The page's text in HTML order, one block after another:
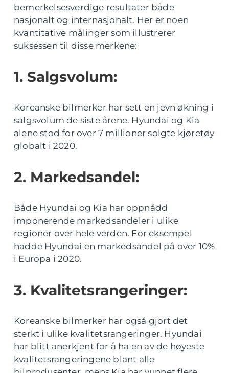
bemerkelsesverdige resultater både
nasjonalt og internasjonalt. Her er noen
kvantitative målinger som illustrerer
suksessen til disse merkene:
1. Salgsvolum:
Koreanske bilmerker har sett en jevn økning i
salgsvolum de siste årene. Hyundai og Kia
alene stod for over 7 millioner solgte kjøretøy
globalt i 2020.
2. Markedsandel:
Både Hyundai og Kia har oppnådd
imponerende markedsandeler i ulike
regioner over hele verden. For eksempel
hadde Hyundai en markedsandel på over 10%
i Europa i 2020.
3. Kvalitetsrangeringer:
Koreanske bilmerker har også gjort det
sterkt i ulike kvalitetsrangeringer. Hyundai
har blitt anerkjent for å ha en av de høyeste
kvalitetsrangeringene blant alle